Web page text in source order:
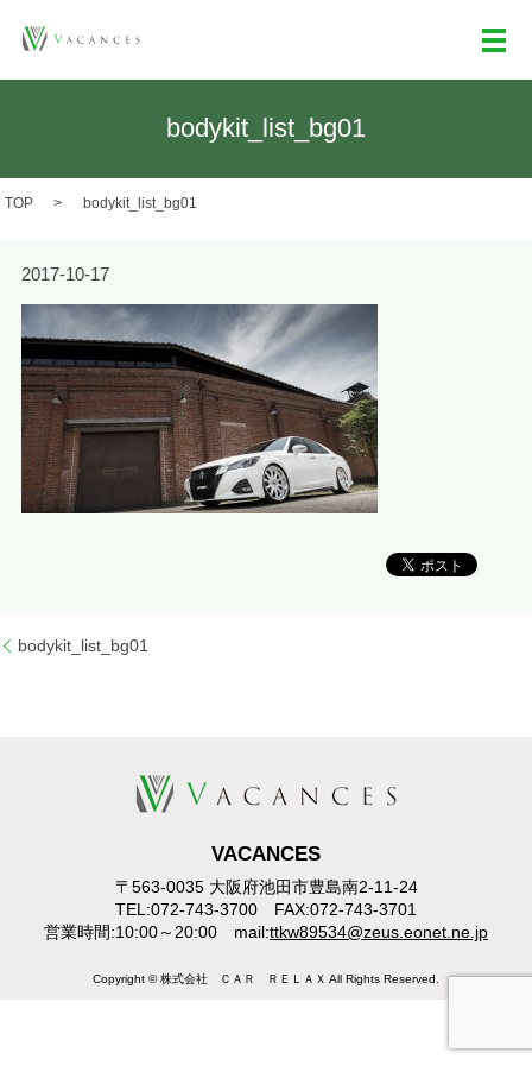
メ
bodykit_list_bg01
TOP bodykit_list_bg01
2017-10-17
bodykit_list_bg01
VACANCES
〒563-0035 大阪府池田市豊島南2-11-24
TEL:072-743-3700 FAX:072-743-3701
営業時間:10:00～20:00 mail:ttkw89534@zeus.eonet.ne.jp
Copyright © 株式会社 ＣＡＲ ＲＥＬＡＸ All Rights Reserved.